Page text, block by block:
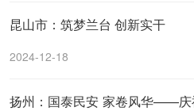
昆山市：筑梦兰台 创新实干
2024-12-18
扬州：国泰民安 家卷风华——庆